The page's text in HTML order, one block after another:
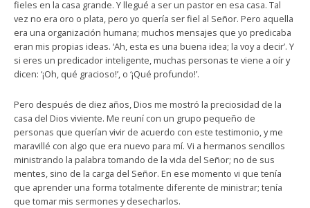
fieles en la casa grande. Y llegué a ser un pastor en esa casa. Tal
vez no era oro o plata, pero yo quería ser fiel al Señor. Pero aquella
era una organización humana; muchos mensajes que yo predicaba
eran mis propias ideas. ‘Ah, esta es una buena idea; la voy a decir’. Y
si eres un predicador inteligente, muchas personas te viene a oír y
dicen: ‘¡Oh, qué gracioso!’, o ‘¡Qué profundo!’.
Pero después de diez años, Dios me mostró la preciosidad de la
casa del Dios viviente. Me reuní con un grupo pequeño de
personas que querían vivir de acuerdo con este testimonio, y me
maravillé con algo que era nuevo para mí. Vi a hermanos sencillos
ministrando la palabra tomando de la vida del Señor; no de sus
mentes, sino de la carga del Señor. En ese momento vi que tenía
que aprender una forma totalmente diferente de ministrar; tenía
que tomar mis sermones y desecharlos.